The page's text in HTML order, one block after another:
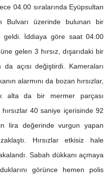
04.00 sıralarında Eyüpsultan
Bulvarı üzerinde bulunan bir
geldi. İddiaya göre saat 04.00
gelen 3 hırsız, dışarıdaki bir
da açısı değiştirdi. Kameraları
alarmını da bozan hırsızlar,
alta da bir mermer parçası
40 saniye içerisinde 92
lira değerinde vurgun yapan
Hırsızlar etkisiz hale
Sabah dükkanı açmaya
görünce hemen polis